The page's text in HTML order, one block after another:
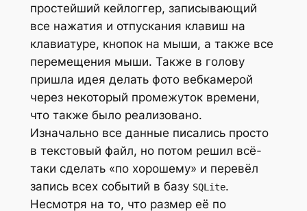
простейший кейлоггер, записывающий
все нажатия и отпускания клавиш на
клавиатуре, кнопок на мыши, а также все
перемещения мыши. Также в голову
пришла идея делать фото вебкамерой
через некоторый промежуток времени,
что также было реализовано.
Изначально все данные писались просто
в текстовый файл, но потом решил всё-
таки сделать «по хорошему» и перевёл
запись всех событий в базу SQLite.
Несмотря на то, что размер её по